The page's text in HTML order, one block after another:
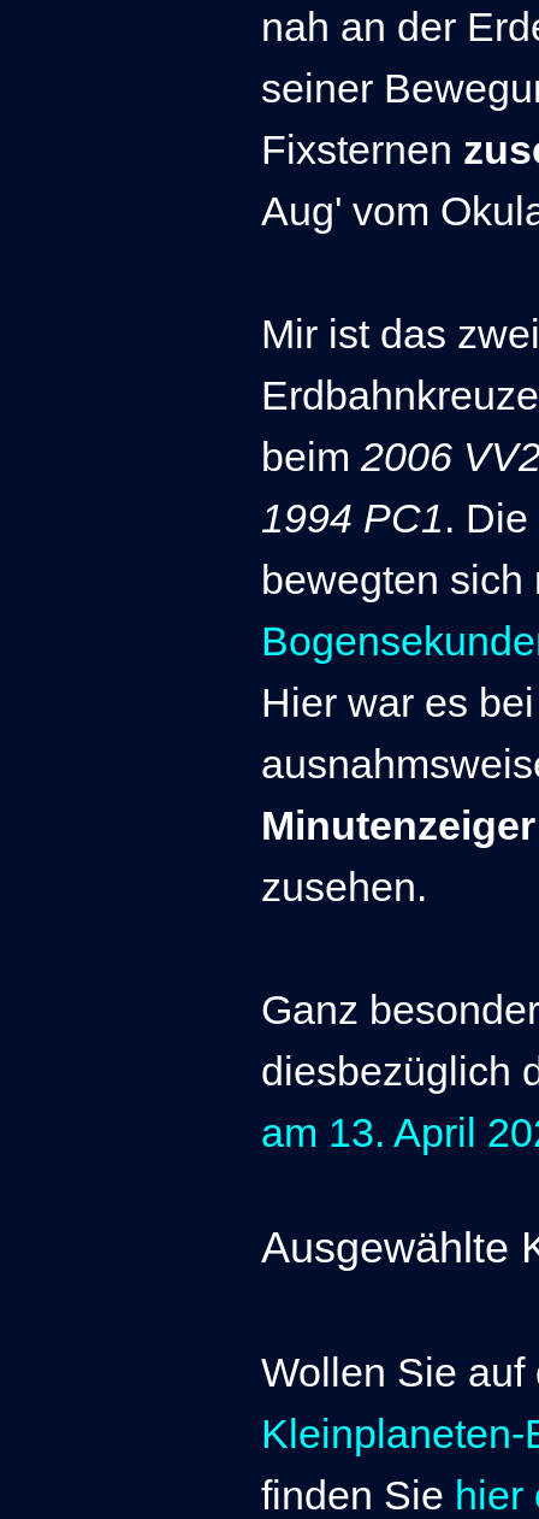
nah an der
seiner
Fixsternen
Aug' vom
Mir ist das
beim 2006
1994 PC1.
bewegten sich
Hier war es
zusehen.
Ganz
diesbezüglich
am 13. April
Ausgewählte
Wollen Sie auf
Kleinplaneten-
finden Sie hier